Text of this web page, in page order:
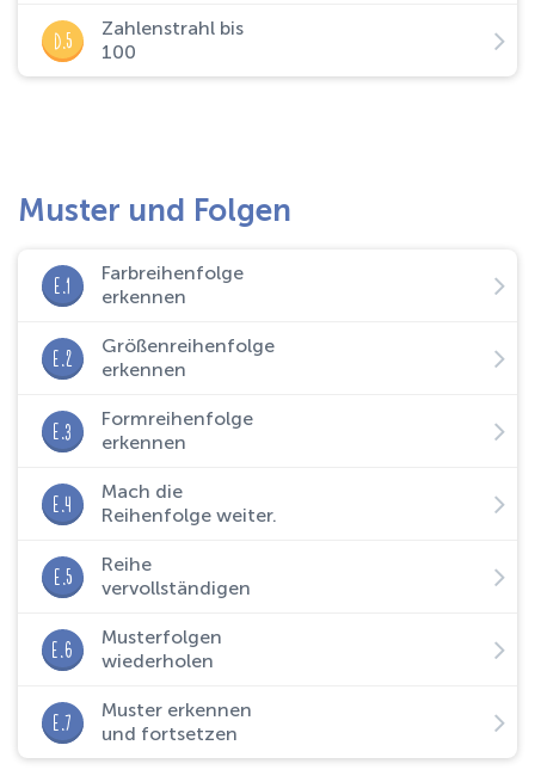
D.5
Zahlenstrahl bis
100
Muster und Folgen
E.1
Farbreihenfolge
erkennen
E.2
Größenreihenfolge
erkennen
E.3
Formreihenfolge
erkennen
E.4
Mach die
Reihenfolge weiter.
E.5
Reihe
vervollständigen
E.6
Musterfolgen
wiederholen
E.7
Muster erkennen
und fortsetzen